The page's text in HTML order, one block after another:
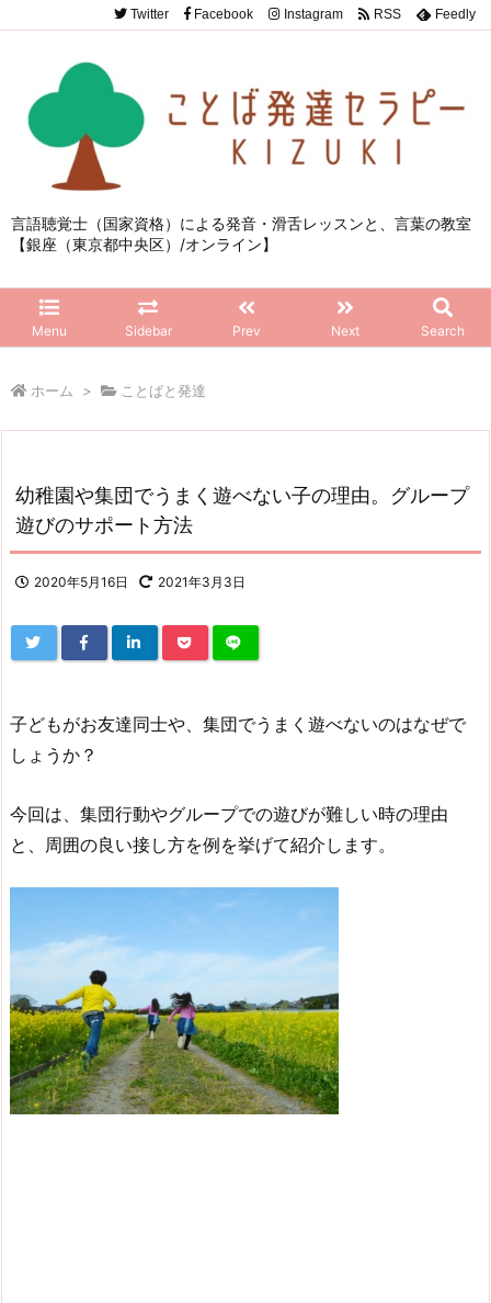
言語聴覚士（国家資格）による発音・滑舌レッスンと、言葉の教室
【銀座（東京都中央区）/オンライン】
Menu Sidebar Prev Next Search
Twitter Facebook Instagram RSS Feedly
ホーム > ことばと発達
幼稚園や集団でうまく遊べない子の理由。グループ
遊びのサポート方法
2020年5月16日 2021年3月3日
子どもがお友達同士や、集団でうまく遊べないのはなぜで
しょうか？
今回は、集団行動やグループでの遊びが難しい時の理由
と、周囲の良い接し方を例を挙げて紹介します。